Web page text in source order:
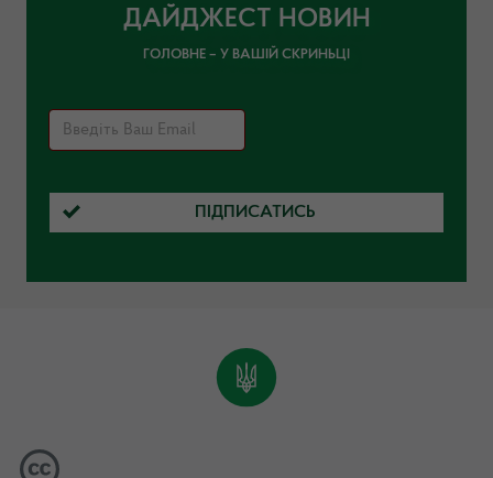
ДАЙДЖЕСТ НОВИН
ГОЛОВНЕ – У ВАШІЙ СКРИНЬЦІ
ПІДПИСАТИСЬ